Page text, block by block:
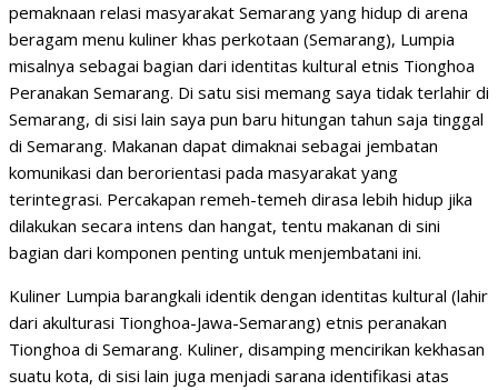
pemaknaan relasi masyarakat Semarang yang hidup di arena
beragam menu kuliner khas perkotaan (Semarang), Lumpia
misalnya sebagai bagian dari identitas kultural etnis Tionghoa
Peranakan Semarang. Di satu sisi memang saya tidak terlahir di
Semarang, di sisi lain saya pun baru hitungan tahun saja tinggal
di Semarang. Makanan dapat dimaknai sebagai jembatan
komunikasi dan berorientasi pada masyarakat yang
terintegrasi. Percakapan remeh-temeh dirasa lebih hidup jika
dilakukan secara intens dan hangat, tentu makanan di sini
bagian dari komponen penting untuk menjembatani ini.
Kuliner Lumpia barangkali identik dengan identitas kultural (lahir
dari akulturasi Tionghoa-Jawa-Semarang) etnis peranakan
Tionghoa di Semarang. Kuliner, disamping mencirikan kekhasan
suatu kota, di sisi lain juga menjadi sarana identifikasi atas